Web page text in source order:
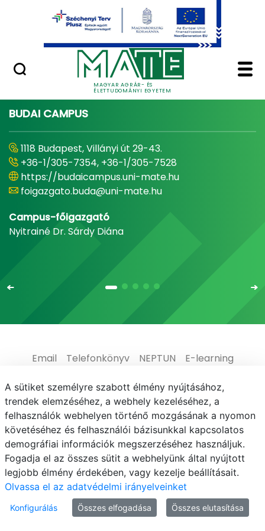
Ugrás a fő tartalomhoz
MAGYAR AGRÁR- ÉS
ÉLETTUDOMÁNYI EGYETEM
Minőségügy
Home - Magyar
BUDAI CAMPUS
1118 Budapest, Villányi út 29-43.
+36-1/305-7354, +36-1/305-7528
https://budaicampus.uni-mate.hu
foigazgato.buda@uni-mate.hu
Campus-főigazgató
Nyitrainé Dr. Sárdy Diána
Email Telefonkönyv NEPTUN
E-learning
Médiaközpont
Informatikai Igazgatóság
Adatvédelem
© MATE 2021
A sütiket személyre szabott élmény nyújtásához,
trendek elemzéséhez, a webhely kezeléséhez, a
felhasználók webhelyen történő mozgásának a nyomon
követéséhez és felhasználói bázisunkkal kapcsolatos
demográfiai információk megszerzéséhez használjuk.
Fogadja el az összes sütit a webhelyünk által nyújtott
legjobb élmény érdekében, vagy kezelje beállításait.
Olvassa el az adatvédelmi irányelveinket
Konfigurálás Összes elfogadása Összes elutasítása